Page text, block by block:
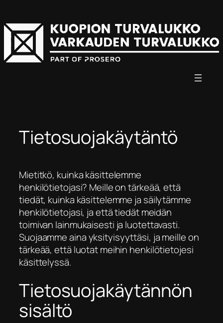
sisältöön
Tietosuojakäytäntö
Mietitkö, kuinka käsittelemme
henkilötietojasi? Meille on tärkeää, että
tiedät, kuinka käsittelemme ja säilytämme
henkilötietojasi, ja että tiedät meidän
toimivan lainmukaisesti ja luotettavasti.
Suojaamme aina yksityisyyttäsi, ja meille on
tärkeää, että luotat meihin henkilötietojesi
käsittelyssä.
Tietosuojakäytännön
sisältö